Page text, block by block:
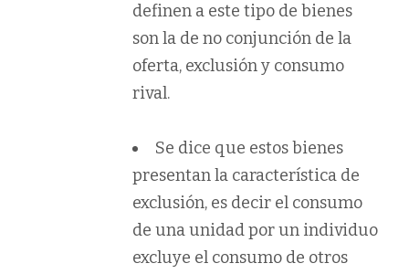
definen a este tipo de bienes
son la de no conjunción de la
oferta, exclusión y consumo
rival.
Se dice que estos bienes
presentan la característica de
exclusión, es decir el consumo
de una unidad por un individuo
excluye el consumo de otros